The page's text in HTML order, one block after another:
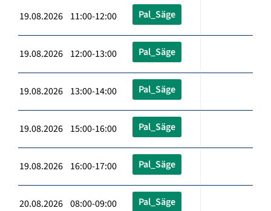
19.08.2026 11:00-12:00 Pal_Säge
19.08.2026 12:00-13:00 Pal_Säge
19.08.2026 13:00-14:00 Pal_Säge
19.08.2026 15:00-16:00 Pal_Säge
19.08.2026 16:00-17:00 Pal_Säge
20.08.2026 08:00-09:00 Pal_Säge